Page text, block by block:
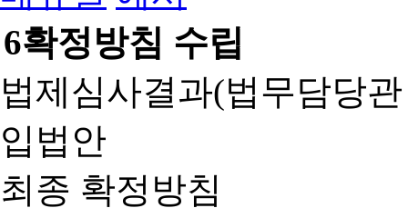
6확정방침 수립
법제심사결과(법무담당
입법안
최종 확정방침